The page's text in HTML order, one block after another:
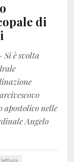
di
Si è svolta
nelle
Angelo